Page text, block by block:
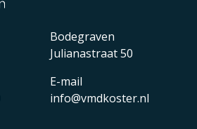
Bodegraven
Julianastraat 50
E-mail
info@vmdkoster.nl